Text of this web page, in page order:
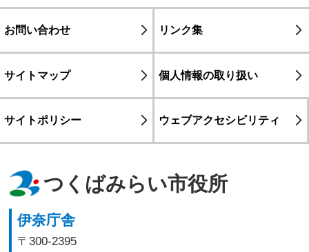
お問い合わせ リンク集
サイトマップ 個人情報の取り扱い
サイトポリシー ウェブアクセシビリティ
つくばみらい市役所
伊奈庁舎
〒300-2395